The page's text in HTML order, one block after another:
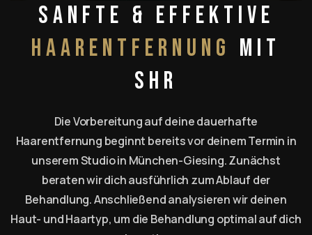
Sanfte & Effektive
Haarentfernung mit
SHR
Die Vorbereitung auf deine dauerhafte
Haarentfernung beginnt bereits vor deinem Termin in
unserem Studio in München-Giesing. Zunächst
beraten wir dich ausführlich zum Ablauf der
Behandlung. Anschließend analysieren wir deinen
Haut- und Haartyp, um die Behandlung optimal auf dich